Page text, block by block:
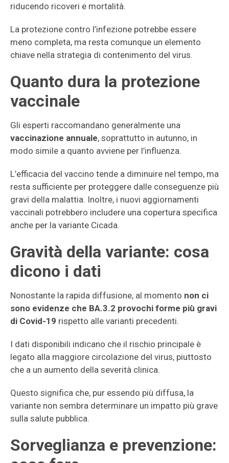
riducendo ricoveri e mortalità.
La protezione contro l’infezione potrebbe essere
meno completa, ma resta comunque un elemento
chiave nella strategia di contenimento del virus.
Quanto dura la protezione
vaccinale
Gli esperti raccomandano generalmente una
vaccinazione annuale, soprattutto in autunno, in
modo simile a quanto avviene per l’influenza.
L’efficacia del vaccino tende a diminuire nel tempo, ma
resta sufficiente per proteggere dalle conseguenze più
gravi della malattia. Inoltre, i nuovi aggiornamenti
vaccinali potrebbero includere una copertura specifica
anche per la variante Cicada.
Gravità della variante: cosa
dicono i dati
Nonostante la rapida diffusione, al momento non ci
sono evidenze che BA.3.2 provochi forme più gravi
di Covid-19 rispetto alle varianti precedenti.
I dati disponibili indicano che il rischio principale è
legato alla maggiore circolazione del virus, piuttosto
che a un aumento della severità clinica.
Questo significa che, pur essendo più diffusa, la
variante non sembra determinare un impatto più grave
sulla salute pubblica.
Sorveglianza e prevenzione: